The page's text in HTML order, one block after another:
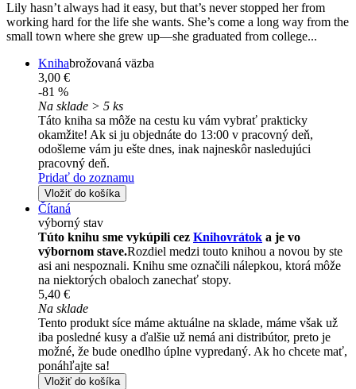
Lily hasn’t always had it easy, but that’s never stopped her from
working hard for the life she wants. She’s come a long way from the
small town where she grew up—she graduated from college...
Knihabrožovaná väzba
3,00 €
-81 %
Na sklade > 5 ks
Táto kniha sa môže na cestu ku vám vybrať prakticky
okamžite! Ak si ju objednáte do 13:00 v pracovný deň,
odošleme vám ju ešte dnes, inak najneskôr nasledujúci
pracovný deň.
Pridať do zoznamu
Vložiť do košíka
Čítaná
výborný stav
Túto knihu sme vykúpili cez Knihovrátok a je vo
výbornom stave.Rozdiel medzi touto knihou a novou by ste
asi ani nespoznali. Knihu sme označili nálepkou, ktorá môže
na niektorých obaloch zanechať stopy.
5,40 €
Na sklade
Tento produkt síce máme aktuálne na sklade, máme však už
iba posledné kusy a ďalšie už nemá ani distribútor, preto je
možné, že bude onedlho úplne vypredaný. Ak ho chcete mať,
ponáhľajte sa!
Vložiť do košíka